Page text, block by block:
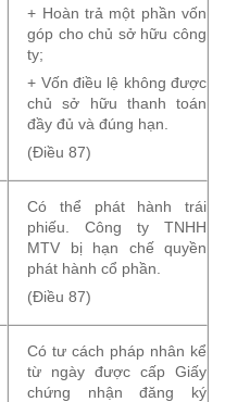
+ Hoàn trả một phần vốn
góp cho chủ sở hữu công
ty;
+ Vốn điều lệ không được
chủ sở hữu thanh toán
đầy đủ và đúng hạn.
(Điều 87)
Có thể phát hành trái
phiếu. Công ty TNHH
MTV bị hạn chế quyền
phát hành cổ phần.
(Điều 87)
Có tư cách pháp nhân kể
từ ngày được cấp Giấy
chứng nhận đăng ký